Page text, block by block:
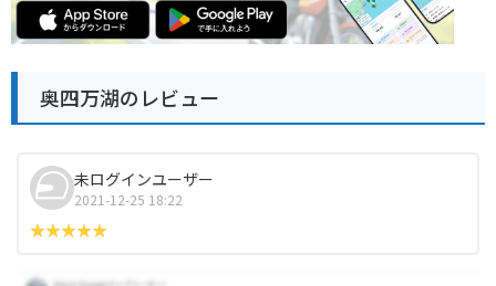
奥四万湖のレビュー
未ログインユーザー
2021-12-25 18:22